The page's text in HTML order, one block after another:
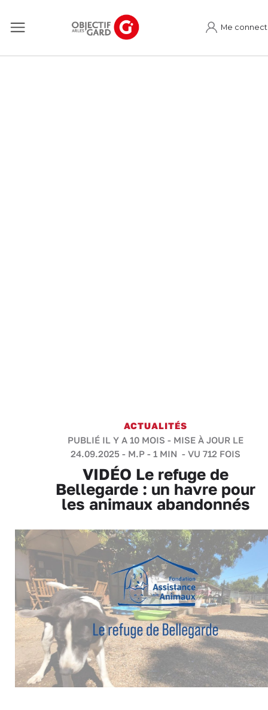
Me
ACTUALITÉS
PUBLIÉ IL Y A 10 MOIS - MISE À JOUR LE
24.09.2025 - M.P - 1 MIN - VU 712 FOIS
VIDÉO Le refuge de
Bellegarde : un havre pour
les animaux abandonnés